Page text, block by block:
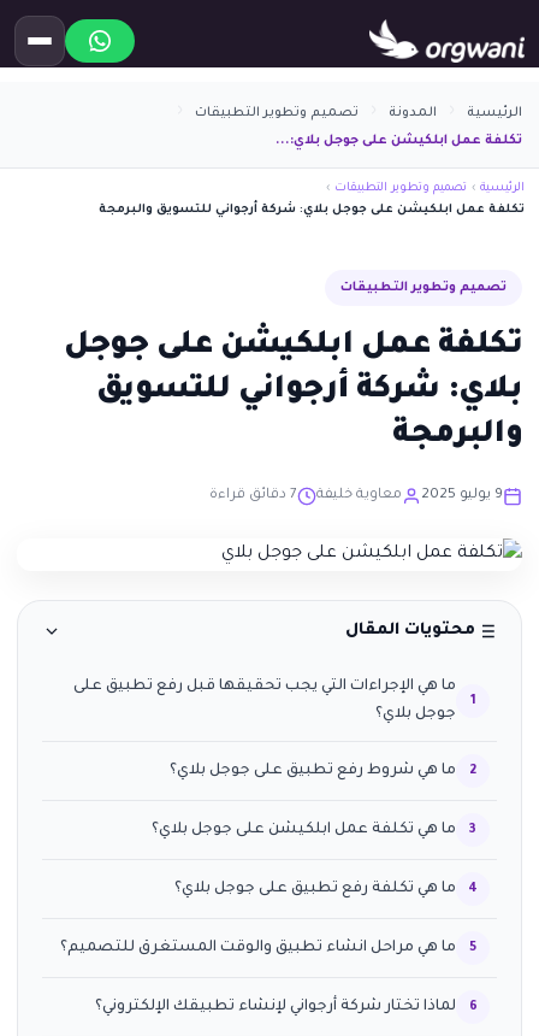
الرئيسية المدونة
تصميم وتطوير التطبيقات
تكلفة عمل ابلكيشن على جوجل بلاي:...
الرئيسية › تصميم وتطوير التطبيقات ›
تكلفة عمل ابلكيشن على جوجل بلاي: شركة أرجواني للتسويق والبرمجة
تصميم وتطوير التطبيقات
تكلفة عمل ابلكيشن على جوجل
بلاي: شركة أرجواني للتسويق
والبرمجة
9 يوليو 2025 معاوية خليفة 7 دقائق قراءة
محتويات المقال
ما هي الإجراءات التي يجب تحقيقها قبل رفع تطبيق على
جوجل بلاي؟
ما هي شروط رفع تطبيق على جوجل بلاي؟
ما هي تكلفة عمل ابلكيشن على جوجل بلاي؟
ما هي تكلفة رفع تطبيق على جوجل بلاي؟
ما هي مراحل انشاء تطبيق والوقت المستغرق للتصميم؟
لماذا تختار شركة أرجواني لإنشاء تطبيقك الإلكتروني؟